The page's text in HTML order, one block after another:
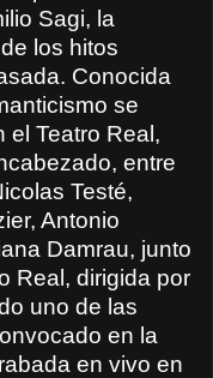
Sagi, la
los hitos
Conocida
se
el Teatro Real,
entre
Testé,
Antonio
Damrau, junto
Real, dirigida por
uno de las
en la
en vivo en